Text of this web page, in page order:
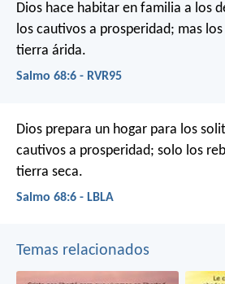
Dios hace habitar en familia a los
los cautivos a prosperidad; mas
tierra árida.
Salmo 68:6 - RVR95
Dios prepara un hogar para los
cautivos a prosperidad; solo los
tierra seca.
Salmo 68:6 - LBLA
Temas relacionados